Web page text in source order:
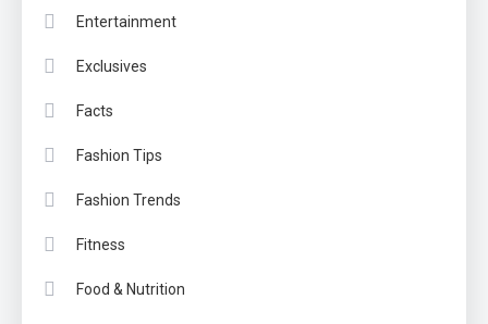
Entertainment
Exclusives
Facts
Fashion Tips
Fashion Trends
Fitness
Food & Nutrition